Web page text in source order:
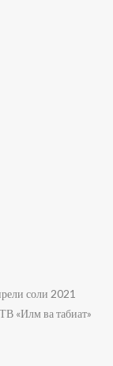
соли 2021
«Илм ва табиат»